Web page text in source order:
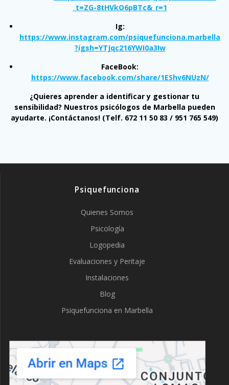
_t=ZG-8tHVkO6pBTc&_r=1
Ig:
https://www.instagram.com/psiquefunciona.marbella
?igsh=YTJqc216YWI0a3Iw
FaceBook:
https://www.facebook.com/share/1EShv6NUzN/
¿Quieres aprender a identificar y gestionar tu
sensibilidad? Nuestros psicólogos de Marbella pueden
ayudarte. ¡Contáctanos! (Telf. 672 11 50 83 / 951 765 549)
Psiquefunciona
Quienes Somos
Psicología
Logopedia
Evaluaciones y Peritaje
Instalaciones
Blog
Psiquefunciona en Marbella